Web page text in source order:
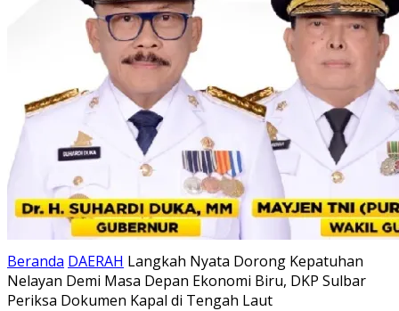
Beranda DAERAH Langkah Nyata Dorong Kepatuhan
Nelayan Demi Masa Depan Ekonomi Biru, DKP Sulbar
Periksa Dokumen Kapal di Tengah Laut